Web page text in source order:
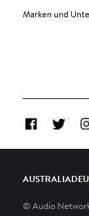
Marken und
FacebookTwitter
AUSTRALIA
© Audio